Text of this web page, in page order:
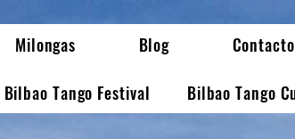
Milongas Blog Contacto
Bilbao Tango Festival Bilbao Tango